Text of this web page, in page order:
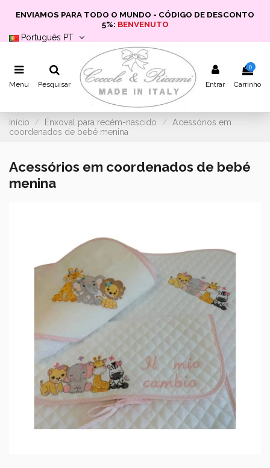
ENVIAMOS PARA TODO O MUNDO - CÓDIGO DE DESCONTO
5%: BENVENUTO
Português PT
Menu Pesquisar Entrar
0
Carrinho
Início Enxoval para recém-nascido
Acessórios em
coordenados de bebé menina
Acessórios em coordenados de bebé
menina